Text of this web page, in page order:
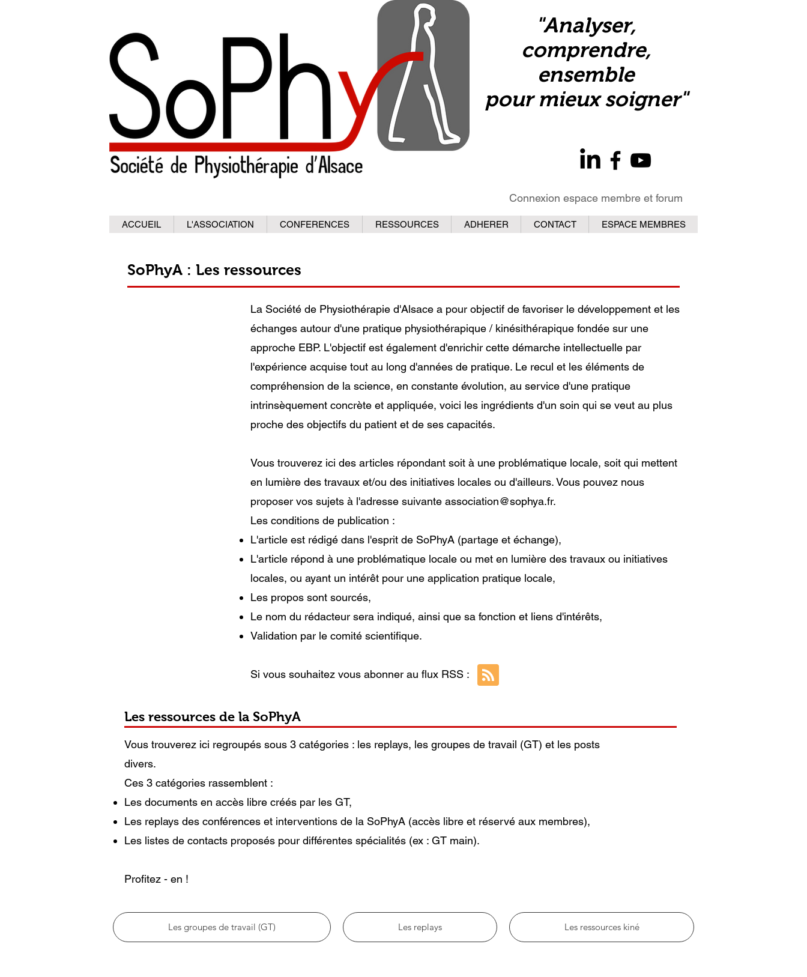
"Analyser,
comprendre,
ensemble
pour mieux soigner"
Connexion espace membre et forum
ACCUEIL L'ASSOCIATION CONFERENCES RESSOURCES ADHERER CONTACT ESPACE MEMBRES
SoPhyA : Les ressources
La Société de Physiothérapie d'Alsace a pour objectif de favoriser le développement et les
échanges autour d'une pratique physiothérapique / kinésithérapique fondée sur une
approche EBP. L'objectif est également d'enrichir cette démarche intellectuelle par
l'expérience acquise tout au long d'années de pratique. Le recul et les éléments de
compréhension de la science, en constante évolution, au service d'une pratique
intrinsèquement concrète et appliquée, voici les ingrédients d'un soin qui se veut au plus
proche des objectifs du patient et de ses capacités.
Vous trouverez ici des articles répondant soit à une problématique locale, soit qui mettent
en lumière des travaux et/ou des initiatives locales ou d'ailleurs. Vous pouvez nous
proposer vos sujets à l'adresse suivante association@sophya.fr.
Les conditions de publication :
L'article est rédigé dans l'esprit de SoPhyA (partage et échange),
L'article répond à une problématique locale ou met en lumière des travaux ou initiatives
locales, ou ayant un intérêt pour une application pratique locale,
Les propos sont sourcés,
Le nom du rédacteur sera indiqué, ainsi que sa fonction et liens d'intérêts,
Validation par le comité scientifique.
Si vous souhaitez vous abonner au flux RSS :
Les ressources de la SoPhyA
Vous trouverez ici regroupés sous 3 catégories : les replays, les groupes de travail (GT) et les posts
divers.
Ces 3 catégories rassemblent :
Les documents en accès libre créés par les GT,
Les replays des conférences et interventions de la SoPhyA (accès libre et réservé aux membres),
Les listes de contacts proposés pour différentes spécialités (ex : GT main).
Profitez - en !
Les groupes de travail (GT) Les replays Les ressources kiné